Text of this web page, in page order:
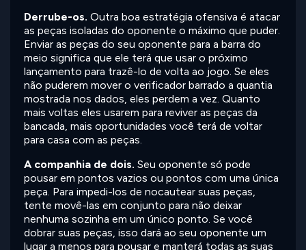
Derrube-os. Outra boa estratégia ofensiva é atacar
as peças isoladas do oponente o máximo que puder.
Enviar as peças do seu oponente para a barra do
meio significa que ele terá que usar o próximo
lançamento para trazê-lo de volta ao jogo. Se eles
não puderem mover o verificador barrado a quantia
mostrada nos dados, eles perdem a vez. Quanto
mais voltas eles usarem para reviver as peças da
bancada, mais oportunidades você terá de voltar
para casa com as peças.
A companhia de dois. Seu oponente só pode
pousar em pontos vazios ou pontos com uma única
peça. Para impedi-los de nocautear suas peças,
tente movê-las em conjunto para não deixar
nenhuma sozinha em um único ponto. Se você
dobrar suas peças, isso dará ao seu oponente um
lugar a menos para pousar e manterá todas as suas